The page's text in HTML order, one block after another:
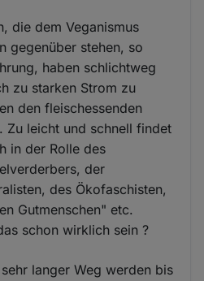
die dem Veganismus
gegenüber stehen, so
haben schlichtweg
zu starken Strom zu
den fleischessenden
Zu leicht und schnell findet
in der Rolle des
der
des Ökofaschisten,
Gutmenschen" etc.
schon wirklich sein ?
langer Weg werden bis